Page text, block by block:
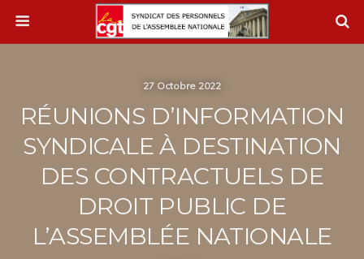
27 Octobre 2022
RÉUNIONS D’INFORMATION
SYNDICALE À DESTINATION
DES CONTRACTUELS DE
DROIT PUBLIC DE
L’ASSEMBLÉE NATIONALE